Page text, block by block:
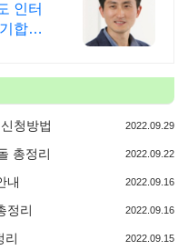
인터
합격,
청방법 2022.09.29
총정리 2022.09.22
내 2022.09.16
정리 2022.09.16
리 2022.09.15